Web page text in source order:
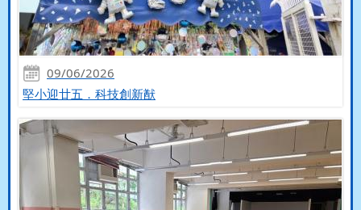
09/06/2026
堅小迎廿五．科技創新猷